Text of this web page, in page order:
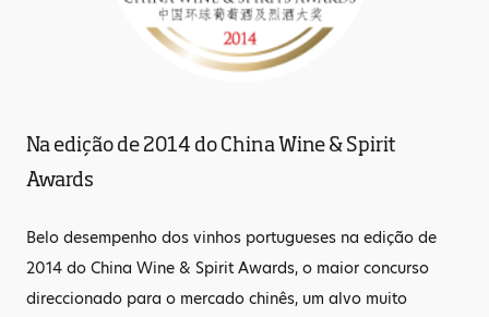
Na edição de 2014 do China Wine & Spirit
Awards
Belo desempenho dos vinhos portugueses na edição de
2014 do China Wine & Spirit Awards, o maior concurso
direccionado para o mercado chinês, um alvo muito